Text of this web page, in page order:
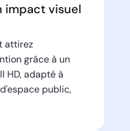
impact visuel
attirez
grâce à un
HD, adapté à
public,